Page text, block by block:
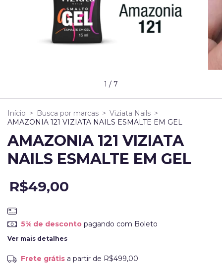
1 / 7
Início > Busca por marcas > Viziata Nails >
AMAZONIA 121 VIZIATA NAILS ESMALTE EM GEL
AMAZONIA 121 VIZIATA
NAILS ESMALTE EM GEL
R$49,00
5% de descontopagando com Boleto
Ver mais detalhes
Frete grátis a partir de R$499,00